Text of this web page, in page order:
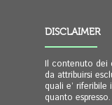
DISCLAIMER
Il contenuto dei
da attribuirsi
quali e’
quanto espresso.